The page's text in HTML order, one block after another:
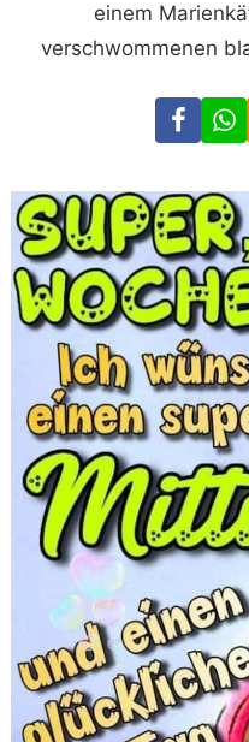
einem
verschwommenen